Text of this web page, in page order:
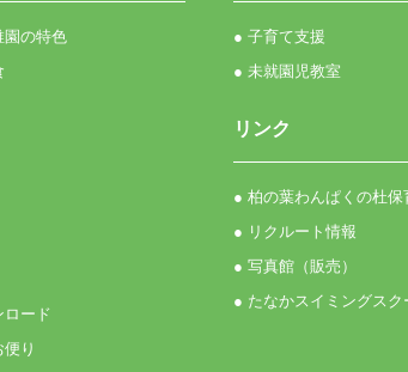
園の特色
ロード
り
● 子育て支援
● 未就園児教室
リンク
● 柏の葉わんぱくの杜保
● リクルート情報
● 写真館（販売）
● たなかスイミングスク